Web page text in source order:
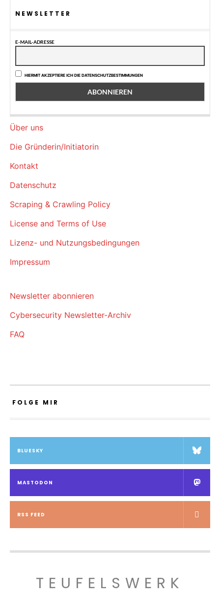
NEWSLETTER
E-MAIL-ADRESSE
HIERMIT AKZEPTIERE ICH DIE DATENSCHUTZBESTIMMUNGEN
Über uns
Die Gründerin/Initiatorin
Kontakt
Datenschutz
Scraping & Crawling Policy
License and Terms of Use
Lizenz- und Nutzungsbedingungen
Impressum
Newsletter abonnieren
Cybersecurity Newsletter-Archiv
FAQ
FOLGE MIR
BLUESKY
MASTODON
RSS FEED
TEUFELSWERK